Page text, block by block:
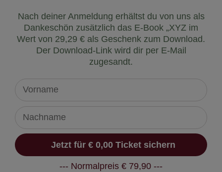
Nach deiner Anmeldung erhältst du von uns als
Dankeschön zusätzlich das E-Book „XYZ im
Wert von 29,29 € als Geschenk zum Download.
Der Download-Link wird dir per E-Mail
zugesandt.
--- Normalpreis € 79,90 ---